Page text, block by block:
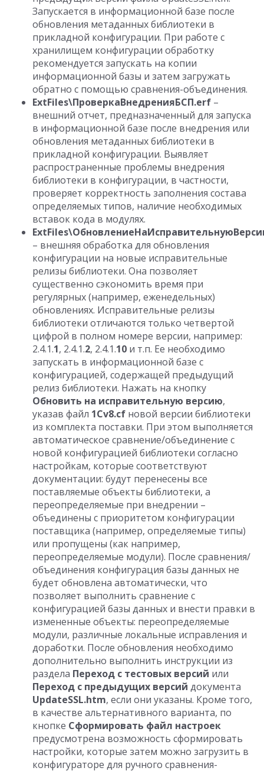
Запускается в информационной базе после
обновления метаданных библиотеки в
прикладной конфигурации. При работе с
хранилищем конфигурации обработку
рекомендуется запускать на копии
информационной базы и затем загружать
обратно с помощью сравнения-объединения.
ExtFiles\ПроверкаВнедренияБСП.erf –
внешний отчет, предназначенный для запуска
в информационной базе после внедрения или
обновления метаданных библиотеки в
прикладной конфигурации. Выявляет
распространенные проблемы внедрения
библиотеки в конфигурации, в частности,
проверяет корректность заполнения состава
определяемых типов, наличие необходимых
вставок кода в модулях.
– внешняя обработка для обновления
конфигурации на новые исправительные
релизы библиотеки. Она позволяет
существенно сэкономить время при
регулярных (например, еженедельных)
обновлениях. Исправительные релизы
библиотеки отличаются только четвертой
цифрой в полном номере версии, например:
2.4.1.1, 2.4.1.2, 2.4.1.10 и т.п. Ее необходимо
запускать в информационной базе с
конфигурацией, содержащей предыдущий
релиз библиотеки. Нажать на кнопку
Обновить на исправительную версию,
указав файл 1Cv8.cf новой версии библиотеки
из комплекта поставки. При этом выполняется
автоматическое сравнение/объединение с
новой конфигурацией библиотеки согласно
настройкам, которые соответствуют
документации: будут перенесены все
поставляемые объекты библиотеки, а
переопределяемые при внедрении –
объединены с приоритетом конфигурации
поставщика (например, определяемые типы)
или пропущены (как например,
переопределяемые модули). После сравнения/
объединения конфигурация базы данных не
будет обновлена автоматически, что
позволяет выполнить сравнение с
конфигурацией базы данных и внести правки в
измененные объекты: переопределяемые
модули, различные локальные исправления и
доработки. После обновления необходимо
дополнительно выполнить инструкции из
раздела Переход с тестовых версий или
Переход с предыдущих версий документа
UpdateSSL.htm, если они указаны. Кроме того,
в качестве альтернативного варианта, по
кнопке Сформировать файл настроек
предусмотрена возможность сформировать
настройки, которые затем можно загрузить в
конфигураторе для ручного сравнения-